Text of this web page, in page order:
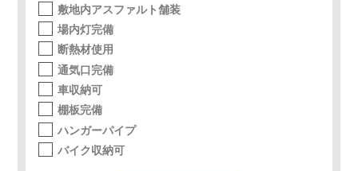
敷地内アスファルト舗装
場内灯完備
断熱材使用
通気口完備
車収納可
棚板完備
ハンガーパイプ
バイク収納可